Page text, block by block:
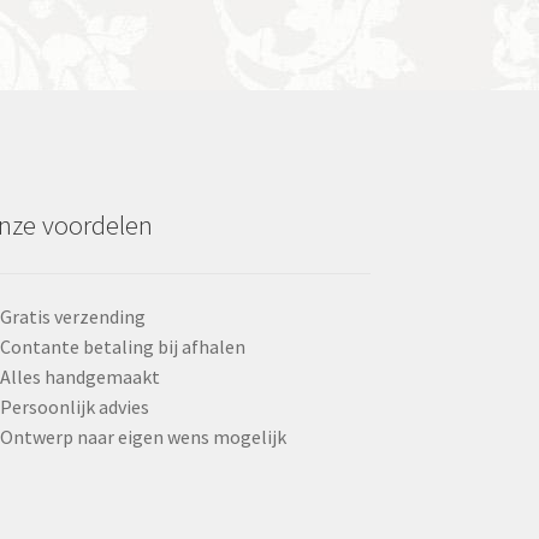
voordelen
verzending
betaling bij afhalen
handgemaakt
advies
naar eigen wens mogelijk